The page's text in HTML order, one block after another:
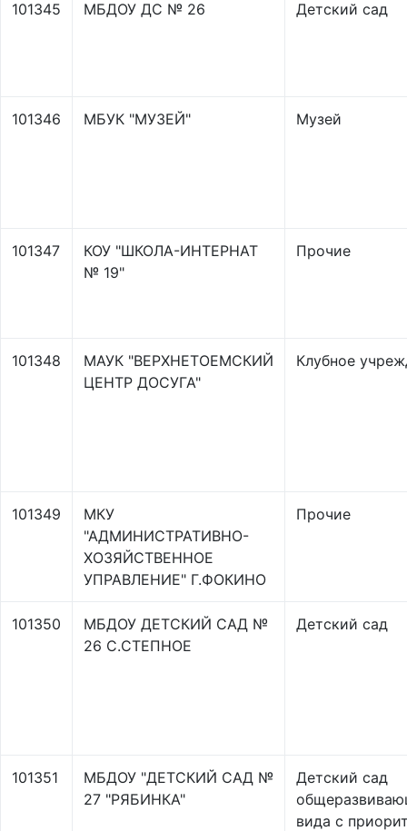
101345 МБДОУ ДС № 26 Детский сад
101346 МБУК "МУЗЕЙ" Музей
101347
КОУ "ШКОЛА-ИНТЕРНАТ
№ 19"
Прочие
101348
МАУК "ВЕРХНЕТОЕМСКИЙ
ЦЕНТР ДОСУГА"
Клубное
101349
МКУ
"АДМИНИСТРАТИВНО-
ХОЗЯЙСТВЕННОЕ
УПРАВЛЕНИЕ" Г.ФОКИНО
Прочие
101350
МБДОУ ДЕТСКИЙ САД №
26 С.СТЕПНОЕ
Детский сад
101351
МБДОУ "ДЕТСКИЙ САД №
27 "РЯБИНКА"
Детский сад
вида с